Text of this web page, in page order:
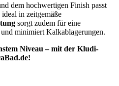
dem hochwertigen Finish passt
in zeitgemäße
sorgt zudem für eine
minimiert Kalkablagerungen.
Niveau – mit der Kludi-